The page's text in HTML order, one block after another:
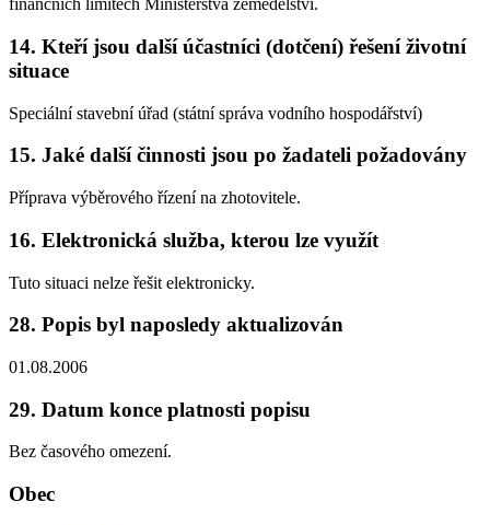
finančních limitech Ministerstva zemědělství.
14. Kteří jsou další účastníci (dotčení) řešení životní
situace
Speciální stavební úřad (státní správa vodního hospodářství)
15. Jaké další činnosti jsou po žadateli požadovány
Příprava výběrového řízení na zhotovitele.
16. Elektronická služba, kterou lze využít
Tuto situaci nelze řešit elektronicky.
28. Popis byl naposledy aktualizován
01.08.2006
29. Datum konce platnosti popisu
Bez časového omezení.
Obec